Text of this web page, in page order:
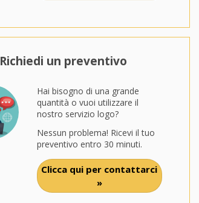
Richiedi un preventivo
Hai bisogno di una grande
quantità o vuoi utilizzare il
nostro servizio logo?
Nessun problema! Ricevi il tuo
preventivo entro 30 minuti.
Clicca qui per contattarci
»